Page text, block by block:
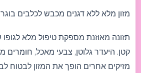
מזון מלא ללא דגנים מכבש לכלבים
תזונה מאוזנת מספקת טיפול מלא
קטן. היעדר גלוטן, צבעי מאכל, חומרים
מזיקים אחרים הופך את המזון לבטוח